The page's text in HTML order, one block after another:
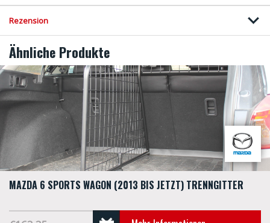
Rezension
Ähnliche Produkte
MAZDA 6 SPORTS WAGON (2013 BIS JETZT) TRENNGITTER